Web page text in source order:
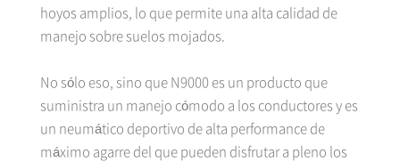
hoyos amplios, lo que permite una alta calidad de
manejo sobre suelos mojados.
No sólo eso, sino que N9000 es un producto que
suministra un manejo cómodo a los conductores y es
un neumático deportivo de alta performance de
máximo agarre del que pueden disfrutar a pleno los